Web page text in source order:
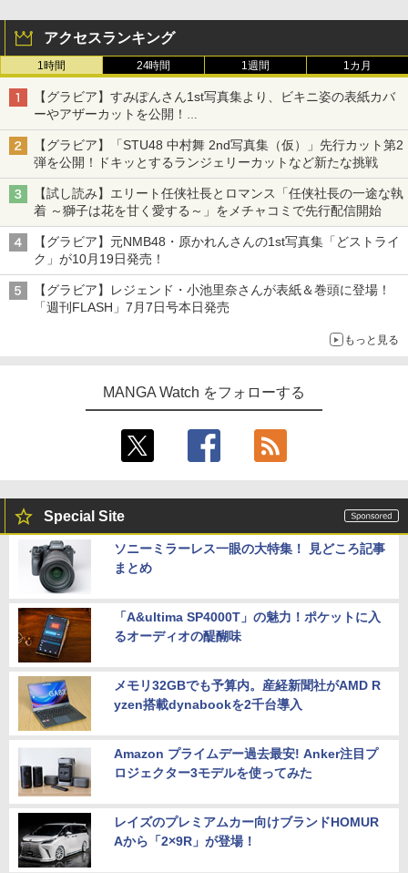
アクセスランキング
1時間 24時間 1週間 1カ月
【グラビア】すみぽんさん1st写真集より、ビキニ姿の表紙カバ
ーやアザーカットを公開！
タイトルは「offcourt（オフコート）」に決定
【グラビア】「STU48 中村舞 2nd写真集（仮）」先行カット第2
弾を公開！ドキッとするランジェリーカットなど新たな挑戦
【試し読み】エリート任侠社長とロマンス「任侠社長の一途な執
着 ～獅子は花を甘く愛する～」をメチャコミで先行配信開始
【グラビア】元NMB48・原かれんさんの1st写真集「どストライ
ク」が10月19日発売！
【グラビア】レジェンド・小池里奈さんが表紙＆巻頭に登場！
「週刊FLASH」7月7日号本日発売
もっと見る
MANGA Watch をフォローする
Special Site
ソニーミラーレス一眼の大特集！ 見どころ記事
まとめ
「A&ultima SP4000T」の魅力！ポケットに入
るオーディオの醍醐味
メモリ32GBでも予算内。産経新聞社がAMD R
yzen搭載dynabookを2千台導入
Amazon プライムデー過去最安! Anker注目プ
ロジェクター3モデルを使ってみた
レイズのプレミアムカー向けブランドHOMUR
Aから「2×9R」が登場！